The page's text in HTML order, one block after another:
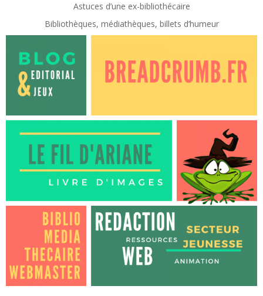
Astuces d’une ex-bibliothécaire
Bibliothèques, médiathèques, billets d’humeur